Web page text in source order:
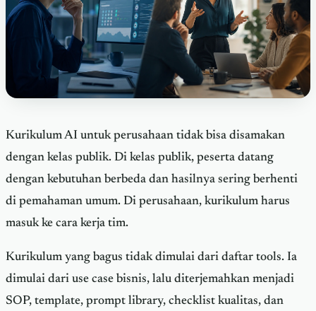
Kurikulum AI untuk perusahaan tidak bisa disamakan
dengan kelas publik. Di kelas publik, peserta datang
dengan kebutuhan berbeda dan hasilnya sering berhenti
di pemahaman umum. Di perusahaan, kurikulum harus
masuk ke cara kerja tim.
Kurikulum yang bagus tidak dimulai dari daftar tools. Ia
dimulai dari use case bisnis, lalu diterjemahkan menjadi
SOP, template, prompt library, checklist kualitas, dan